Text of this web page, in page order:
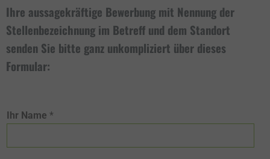
Ihre aussagekräftige Bewerbung mit Nennung der
Stellenbezeichnung im Betreff und dem Standort
senden Sie bitte ganz unkompliziert über dieses
Formular:
Ihr Name *